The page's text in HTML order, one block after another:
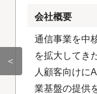
＜
会社概要
通信事業を中
を拡大してき
人顧客向けに
業基盤の提供